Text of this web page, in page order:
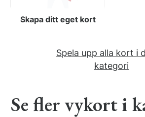
Skapa ditt eget kort
Spela upp alla kort i
kategori
Se fler vykort i